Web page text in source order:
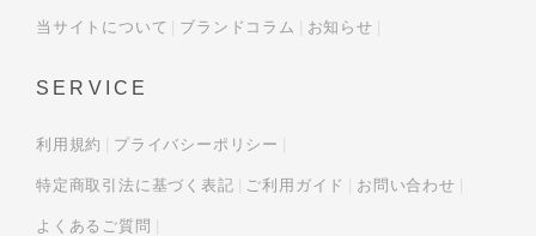
当サイトについて ブランドコラム お知らせ
SERVICE
利用規約 プライバシーポリシー
特定商取引法に基づく表記 ご利用ガイド お問い合わせ
よくあるご質問